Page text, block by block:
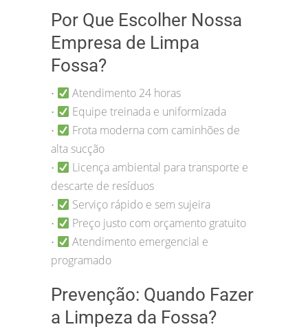
Por Que Escolher Nossa
Empresa de Limpa
Fossa?
• Atendimento 24 horas
• Equipe treinada e uniformizada
•
Frota moderna com caminhões de
alta sucção
•
Licença ambiental para transporte e
descarte de resíduos
• Serviço rápido e sem sujeira
• Preço justo com orçamento gratuito
•
Atendimento emergencial e
programado
Prevenção: Quando Fazer
a Limpeza da Fossa?